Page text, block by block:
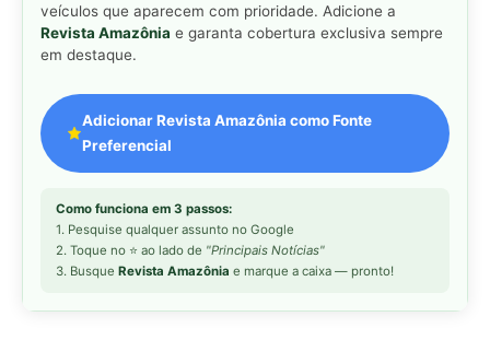
veículos que aparecem com prioridade. Adicione a
Revista Amazônia e garanta cobertura exclusiva sempre
em destaque.
Adicionar Revista Amazônia como Fonte
Preferencial
Como funciona em 3 passos:
1. Pesquise qualquer assunto no Google
2. Toque no ⭐ ao lado de "Principais Notícias"
3. Busque Revista Amazônia e marque a caixa — pronto!